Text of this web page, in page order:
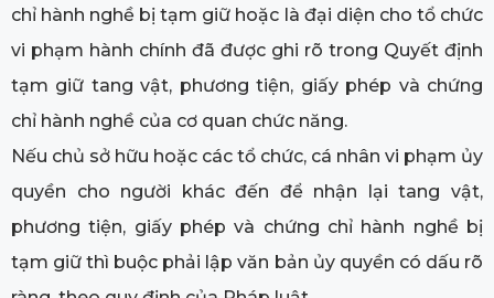
chỉ hành nghề bị tạm giữ hoặc là đại diện cho tổ chức
vi phạm hành chính đã được ghi rõ trong Quyết định
tạm giữ tang vật, phương tiện, giấy phép và chứng
chỉ hành nghề của cơ quan chức năng.
Nếu chủ sở hữu hoặc các tổ chức, cá nhân vi phạm ủy
quyền cho người khác đến để nhận lại tang vật,
phương tiện, giấy phép và chứng chỉ hành nghề bị
tạm giữ thì buộc phải lập văn bản ủy quyền có dấu rõ